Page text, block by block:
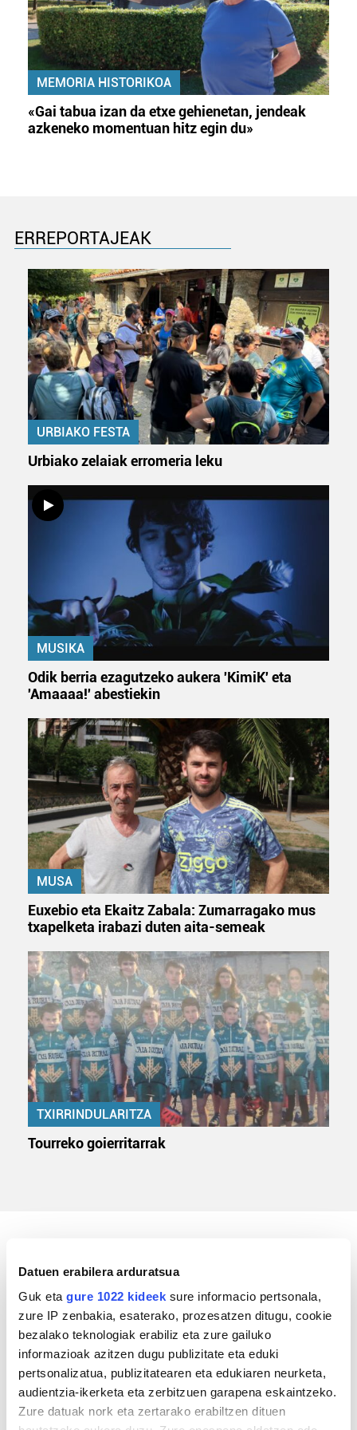
Datuen erabilera arduratsua
Guk eta gure 1022 kideek sure informacio pertsonala,
zure IP zenbakia, esaterako, prozesatzen ditugu, cookie
bezalako teknologiak erabiliz eta zure gailuko
informazioak azitzen dugu publizitate eta eduki
pertsonalizatua, publizitatearen eta edukiaren neurketa,
audientzia-ikerketa eta zerbitzuen garapena eskaintzeko.
Zure datuak nork eta zertarako erabiltzen dituen
MEMORIA HISTORIKOA
«Gai tabua izan da etxe gehienetan, jendeak
azkeneko momentuan hitz egin du»
ERREPORTAJEAK
URBIAKO FESTA
Urbiako zelaiak erromeria leku
MUSIKA
Odik berria ezagutzeko aukera 'KimiK' eta
'Amaaaa!' abestiekin
MUSA
Euxebio eta Ekaitz Zabala: Zumarragako mus
txapelketa irabazi duten aita-semeak
TXIRRINDULARITZA
Tourreko goierritarrak